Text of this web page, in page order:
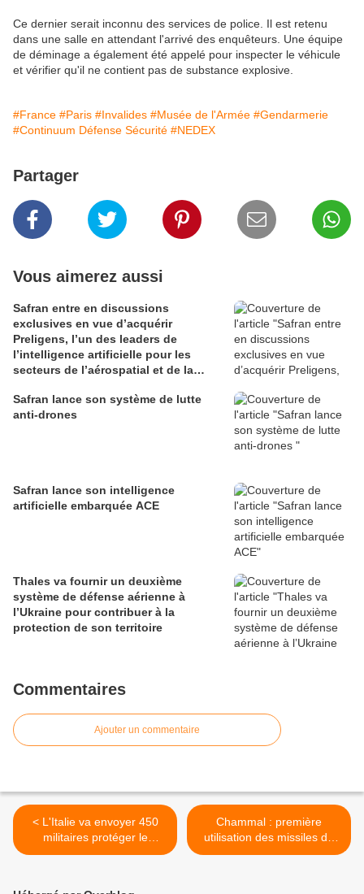
Ce dernier serait inconnu des services de police. Il est retenu
dans une salle en attendant l'arrivé des enquêteurs. Une équipe
de déminage a également été appelé pour inspecter le véhicule
et vérifier qu'il ne contient pas de substance explosive.
#France #Paris #Invalides #Musée de l'Armée #Gendarmerie
#Continuum Défense Sécurité #NEDEX
Partager
Vous aimerez aussi
Safran entre en discussions
exclusives en vue d’acquérir
Preligens, l’un des leaders de
l’intelligence artificielle pour les
secteurs de l’aérospatial et de la
Safran lance son système de lutte
anti-drones
Safran lance son intelligence
artificielle embarquée ACE
Thales va fournir un deuxième
système de défense aérienne à
l’Ukraine pour contribuer à la
protection de son territoire
Commentaires
Ajouter un commentaire
< L'Italie va envoyer 450
militaires protéger le
barrage de Mossoul
Chammal : première
utilisation des missiles de
croisière SCALP >